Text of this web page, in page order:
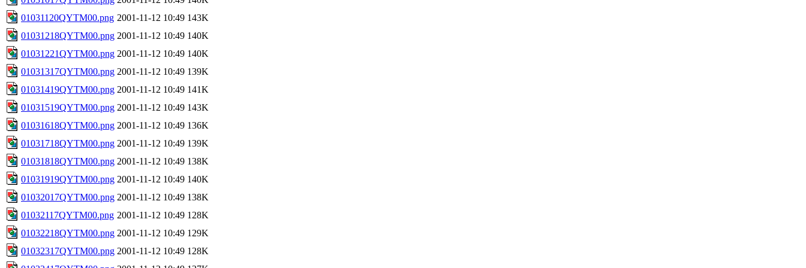
01031120QYTM00.png 2001-11-12 10:49 143K
01031218QYTM00.png 2001-11-12 10:49 140K
01031221QYTM00.png 2001-11-12 10:49 140K
01031317QYTM00.png 2001-11-12 10:49 139K
01031419QYTM00.png 2001-11-12 10:49 141K
01031519QYTM00.png 2001-11-12 10:49 143K
01031618QYTM00.png 2001-11-12 10:49 136K
01031718QYTM00.png 2001-11-12 10:49 139K
01031818QYTM00.png 2001-11-12 10:49 138K
01031919QYTM00.png 2001-11-12 10:49 140K
01032017QYTM00.png 2001-11-12 10:49 138K
01032117QYTM00.png 2001-11-12 10:49 128K
01032218QYTM00.png 2001-11-12 10:49 129K
01032317QYTM00.png 2001-11-12 10:49 128K